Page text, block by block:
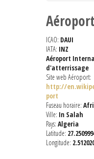
ICAO: DAUI
IATA: INZ
Aéroport
d'atterrissage
Site web Aéroport:
http://
port
Fuseau horaire:
Ville: In Salah
Pays: Algeria
Latitude:
Longitude: